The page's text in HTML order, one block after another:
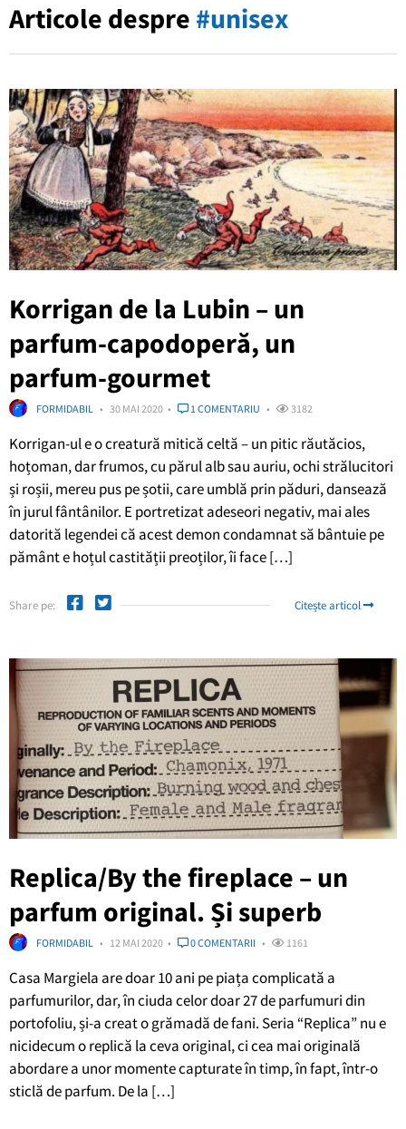
Articole despre #unisex
Korrigan de la Lubin – un
parfum-capodoperă, un
parfum-gourmet
FORMIDABIL 30 MAI 2020 1 COMENTARIU 3182
Korrigan-ul e o creatură mitică celtă – un pitic răutăcios,
hoțoman, dar frumos, cu părul alb sau auriu, ochi strălucitori
și roșii, mereu pus pe șotii, care umblă prin păduri, dansează
în jurul fântânilor. E portretizat adeseori negativ, mai ales
datorită legendei că acest demon condamnat să bântuie pe
pământ e hoțul castității preoților, îi face […]
Share pe: Citește articol
Replica/By the fireplace – un
parfum original. Și superb
FORMIDABIL 12 MAI 2020 0 COMENTARII 1161
Casa Margiela are doar 10 ani pe piața complicată a
parfumurilor, dar, în ciuda celor doar 27 de parfumuri din
portofoliu, și-a creat o grămadă de fani. Seria “Replica” nu e
nicidecum o replică la ceva original, ci cea mai originală
abordare a unor momente capturate în timp, în fapt, într-o
sticlă de parfum. De la […]